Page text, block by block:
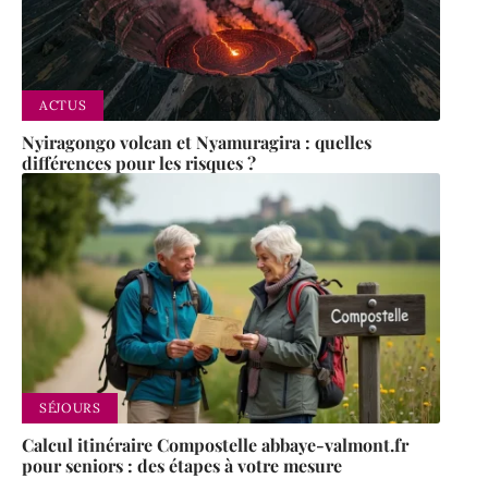
ACTUS
Nyiragongo volcan et Nyamuragira : quelles
différences pour les risques ?
SÉJOURS
Calcul itinéraire Compostelle abbaye-valmont.fr
pour seniors : des étapes à votre mesure